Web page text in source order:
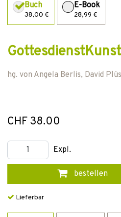
Buch
38,00 €
E-Book
28,99 €
GottesdienstKunst
hg. von Angela Berlis, David
CHF 38.00
Expl.
bestellen
Lieferbar